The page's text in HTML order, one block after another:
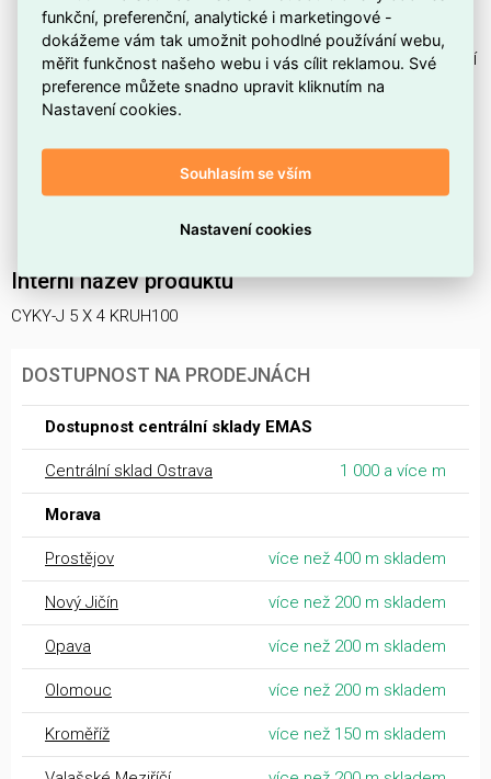
včetně ochranného a neutrálního vodiče.
Obsahujezpomalovač hoření, čímž se zpomaluje šíření
plamene v případě požáru.
Patří do produktové řady
uložení v budovách.
Tento kabel není bezhalogenový (ne
Interní název produktu
CYKY-J 5 X 4 KRUH100
DOSTUPNOST NA PRODEJNÁCH
Dostupnost centrální sklady EMAS
Centrální sklad Ostrava 1 000 a více m
Morava
Prostějov více než 400 m skladem
Nový Jičín více než 200 m skladem
Opava více než 200 m skladem
Olomouc více než 200 m skladem
Kroměříž více než 150 m skladem
funkční, preferenční, analytické i marketingové -
dokážeme vám tak umožnit pohodlné používání webu,
měřit funkčnost našeho webu i vás cílit reklamou. Své
preference můžete snadno upravit kliknutím na
Nastavení cookies.
Souhlasím se vším
Nastavení cookies